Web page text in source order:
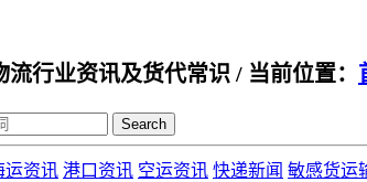
流行业资讯及货代常识 / 当前位置：
Search
运资讯 港口资讯 空运资讯 快递新闻 敏感货运